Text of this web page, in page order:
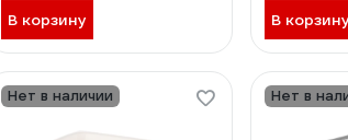
В корзину В корзину
Нет в наличии Нет в